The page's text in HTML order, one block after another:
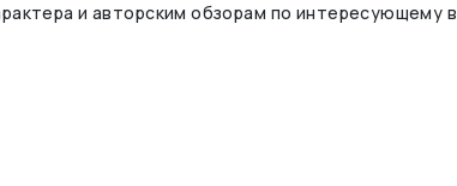
и авторским обзорам по интересующему